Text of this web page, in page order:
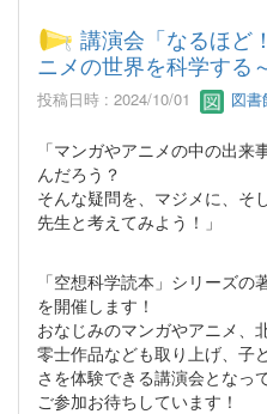
講演会「なるほど
ニメの世界を科学する
投稿日時 : 2024/10/01 図
「マンガやアニメの中の出
んだろう？
そんな疑問を、マジメに、そ
先生と考えてみよう！」
「空想科学読本」シリーズ
を開催します！
おなじみのマンガやアニメ、
零士作品なども取り上げ、子
さを体験できる講演会となっ
ご参加お待ちしています！